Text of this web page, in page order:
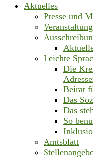
Aktuelles
Presse und
Leichte
Die
Beirat
Das
Das
So
Amtsblatt